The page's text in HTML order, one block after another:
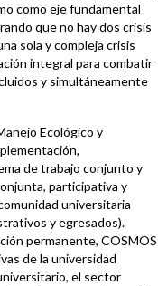
como eje fundamental
que no hay dos crisis
sola y compleja crisis
integral para combatir
y simultáneamente
Ecológico y
de trabajo conjunto y
participativa y
universitaria
y egresados).
permanente, COSMOS
de la universidad
el sector